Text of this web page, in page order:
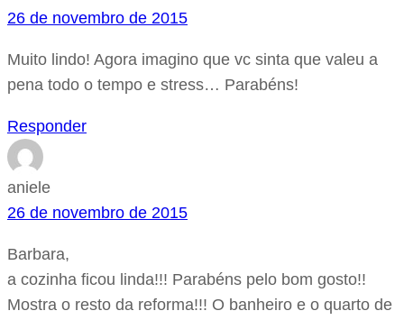
26 de novembro de 2015
Muito lindo! Agora imagino que vc sinta que valeu a
pena todo o tempo e stress… Parabéns!
Responder
aniele
26 de novembro de 2015
Barbara,
a cozinha ficou linda!!! Parabéns pelo bom gosto!!
Mostra o resto da reforma!!! O banheiro e o quarto de